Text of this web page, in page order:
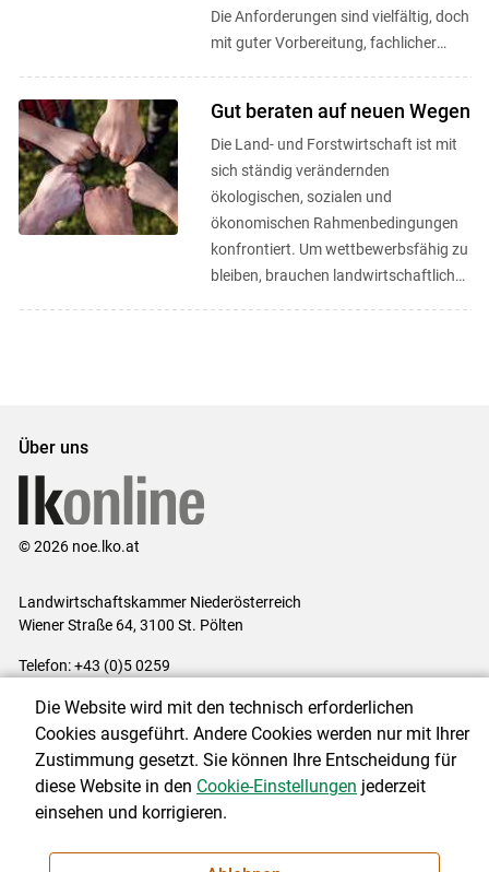
Die Anforderungen sind vielfältig, doch
mit guter Vorbereitung, fachlicher
Gut beraten auf neuen Wegen
Die Land- und Forstwirtschaft ist mit
sich ständig verändernden
ökologischen, sozialen und
ökonomischen Rahmenbedingungen
konfrontiert. Um wettbewerbsfähig zu
bleiben, brauchen landwirtschaftliche
Über uns
© 2026 noe.lko.at
Landwirtschaftskammer Niederösterreich
Wiener Straße 64, 3100 St. Pölten
Telefon: +43 (0)5 0259
Impressum|Kontakt|Datenschutzerklärung|Barrierefreiheit|
Cookie-Einstellungen
NEWSLETTER
Die Website wird mit den technisch erforderlichen
Cookies ausgeführt. Andere Cookies werden nur mit Ihrer
Zustimmung gesetzt. Sie können Ihre Entscheidung für
diese Website in den Cookie-Einstellungen jederzeit
einsehen und korrigieren.